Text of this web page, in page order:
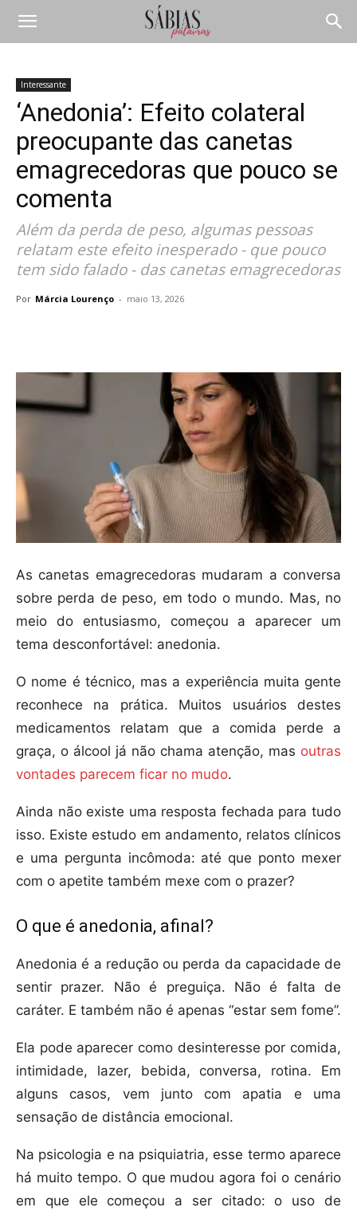
Interessante
‘Anedonia’: Efeito colateral
preocupante das canetas
emagrecedoras que pouco se
comenta
Além da perda de peso, algumas pessoas
relatam este efeito inesperado - que pouco
tem sido falado - das canetas emagrecedoras
Por Márcia Lourenço - maio 13, 2026
As canetas emagrecedoras mudaram a conversa
sobre perda de peso, em todo o mundo. Mas, no
meio do entusiasmo, começou a aparecer um
tema desconfortável: anedonia.
O nome é técnico, mas a experiência muita gente
reconhece na prática. Muitos usuários destes
medicamentos relatam que a comida perde a
graça, o álcool já não chama atenção, mas outras
vontades parecem ficar no mudo.
Ainda não existe uma resposta fechada para tudo
isso. Existe estudo em andamento, relatos clínicos
e uma pergunta incômoda: até que ponto mexer
com o apetite também mexe com o prazer?
O que é anedonia, afinal?
Anedonia é a redução ou perda da capacidade de
sentir prazer. Não é preguiça. Não é falta de
caráter. E também não é apenas “estar sem fome”.
Ela pode aparecer como desinteresse por comida,
intimidade, lazer, bebida, conversa, rotina. Em
alguns casos, vem junto com apatia e uma
sensação de distância emocional.
Na psicologia e na psiquiatria, esse termo aparece
há muito tempo. O que mudou agora foi o cenário
em que ele começou a ser citado: o uso de